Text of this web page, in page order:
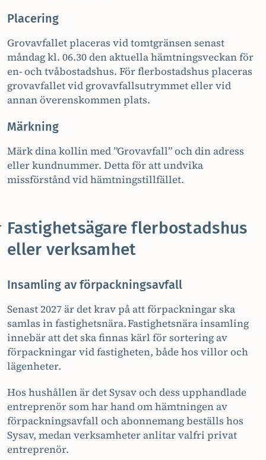
Placering
Grovavfallet placeras vid tomtgränsen senast
måndag kl. 06.30 den aktuella hämtningsveckan för
en- och tvåbostadshus. För flerbostadshus placeras
grovavfallet vid grovavfallsutrymmet eller vid
annan överenskommen plats.
Märkning
Märk dina kollin med ”Grovavfall” och din adress
eller kundnummer. Detta för att undvika
missförstånd vid hämtningstillfället.
Fastighetsägare flerbostadshus
eller verksamhet
Insamling av förpackningsavfall
Senast 2027 är det krav på att förpackningar ska
samlas in fastighetsnära. Fastighetsnära insamling
innebär att det ska finnas kärl för sortering av
förpackningar vid fastigheten, både hos villor och
lägenheter.
Hos hushållen är det Sysav och dess upphandlade
entreprenör som har hand om hämtningen av
förpackningsavfall och abonnemang beställs hos
Sysav, medan verksamheter anlitar valfri privat
entreprenör.